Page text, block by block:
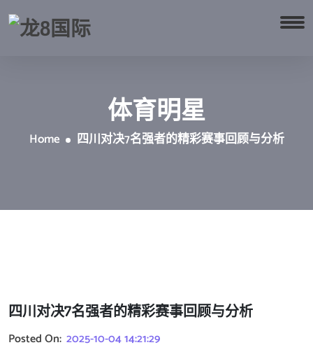
体育明星
Home 四川对决7名强者的精彩赛事回顾与分析
四川对决7名强者的精彩赛事回顾与分析
Posted On: 2025-10-04 14:21:29